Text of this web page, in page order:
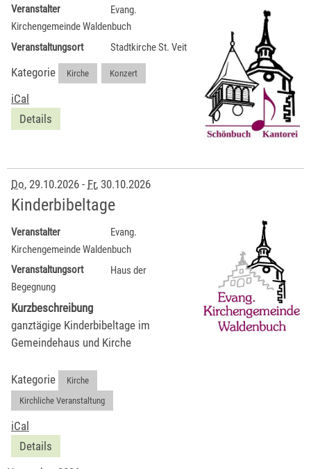
Veranstalter
Evang.
Kirchengemeinde Waldenbuch
Veranstaltungsort
Stadtkirche St. Veit
Kategorie Kirche Konzert
iCal
Details
Do, 29.10.2026 - Fr, 30.10.2026
Kinderbibeltage
Veranstalter
Evang.
Kirchengemeinde Waldenbuch
Veranstaltungsort
Haus der
Begegnung
Kurzbeschreibung
ganztägige Kinderbibeltage im
Gemeindehaus und Kirche
Kategorie Kirche
Kirchliche Veranstaltung
iCal
Details